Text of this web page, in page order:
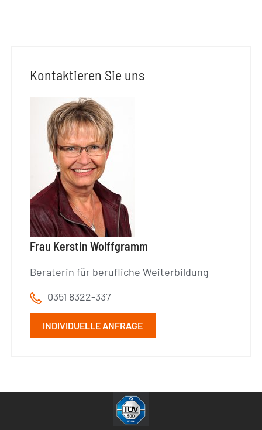
Kontaktieren Sie uns
Frau Kerstin Wolffgramm
Beraterin für berufliche Weiterbildung
0351 8322-337
INDIVIDUELLE ANFRAGE